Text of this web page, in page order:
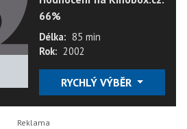
66%
Délka: 85 min
Rok: 2002
RYCHLÝ VÝBĚR